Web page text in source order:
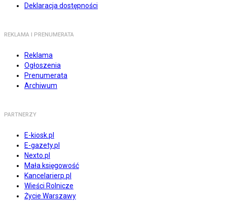
Deklaracja dostępności
REKLAMA I PRENUMERATA
Reklama
Ogłoszenia
Prenumerata
Archiwum
PARTNERZY
E-kiosk.pl
E-gazety.pl
Nexto.pl
Mała księgowość
Kancelarierp.pl
Wieści Rolnicze
Życie Warszawy